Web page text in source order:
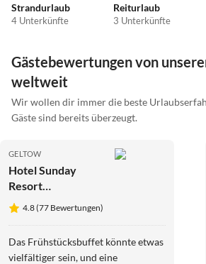
Strandurlaub
4 Unterkünfte
Reiturlaub
3 Unterkünfte
Gästebewertungen von
weltweit
Wir wollen dir immer die beste
Gäste sind bereits überzeugt.
GELTOW
Hotel Sunday
Resort
Schwielowsee
Suite 2
4.8 (77 Bewertungen)
Das Frühstücksbuffet könnte etwas
vielfältiger sein, und eine